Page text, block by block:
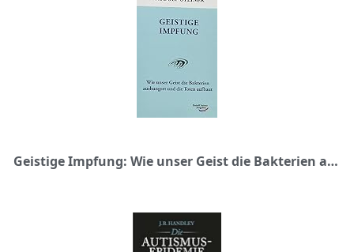
Geistige Impfung: Wie unser Geist die Bakterien aushungert und die Toten aufbaut